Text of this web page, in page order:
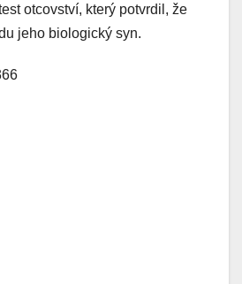
otcovství, který potvrdil, že
jeho biologický syn.